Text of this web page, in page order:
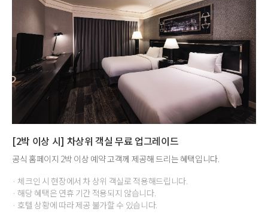
[2박 이상 시] 차상위 객실 무료 업그레이드
공식 홈페이지 2박 이상 예약 고객께 제공해 드리는 혜택입니다.
· 체크인 시 현장에서 차 상위 객실로 적용해드립니다.
· 해당 혜택은 연휴 기간 적용되지 않습니다.
· 호텔 상황에 따라 제공 불가할 수 있습니다.